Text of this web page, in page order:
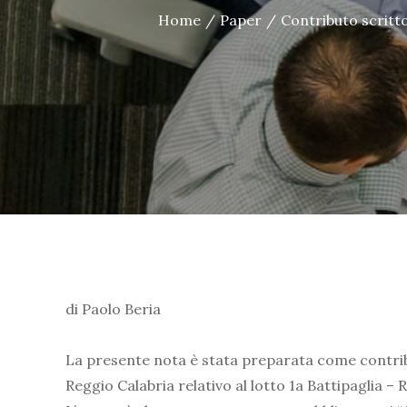
Home Paper Contributo scritto
di Paolo Beria
La presente nota è stata preparata come
Reggio Calabria relativo al lotto 1a Battipaglia –